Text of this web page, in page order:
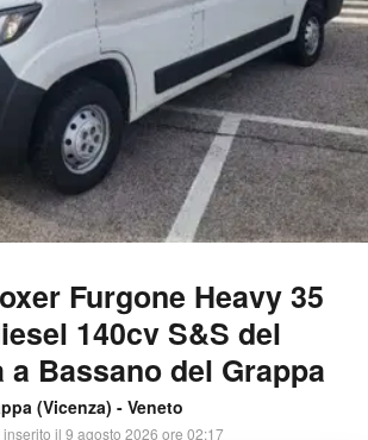
Furgone Heavy 35
140cv S&S del
a Bassano del Grappa
(Vicenza) - Veneto
il 9 agosto 2026 ore 02:17